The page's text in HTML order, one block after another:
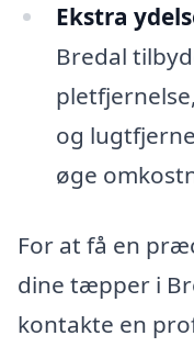
Ekstra
Bredal
og
øge
For at få en
dine tæpper i
kontakte en